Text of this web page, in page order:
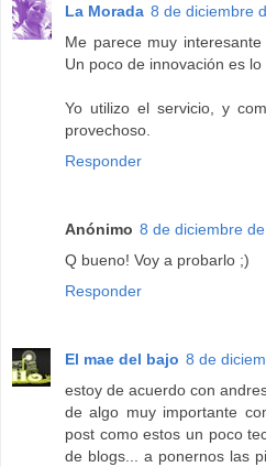
La Morada 8 de diciembre
Me parece muy
Un poco de innovación es lo
Yo utilizo el servicio, y
provechoso.
Responder
Anónimo 8 de diciembre
Q bueno! Voy a probarlo ;)
Responder
El mae del bajo 8 de
estoy de acuerdo con
de algo muy importante
post como estos un poco
de blogs... a ponernos las